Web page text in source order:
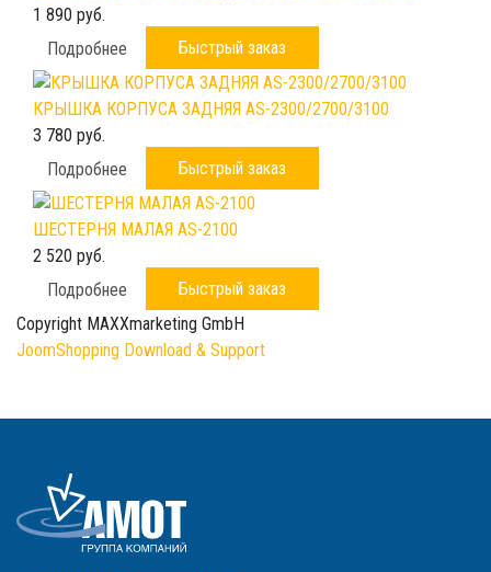
1 890 руб.
Подробнее
Быстрый заказ
КРЫШКА КОРПУСА ЗАДНЯЯ AS-2300/2700/3100
3 780 руб.
Подробнее
Быстрый заказ
ШЕСТЕРНЯ МАЛАЯ AS-2100
2 520 руб.
Подробнее
Быстрый заказ
Copyright MAXXmarketing GmbH
JoomShopping Download & Support